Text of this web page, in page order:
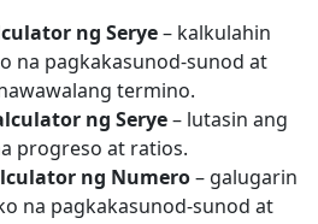
ng Serye– kalkulahin
na pagkakasunod-sunod at
termino.
ng Serye– lutasin ang
progreso at ratios.
ng Numero– galugarin
na pagkakasunod-sunod at